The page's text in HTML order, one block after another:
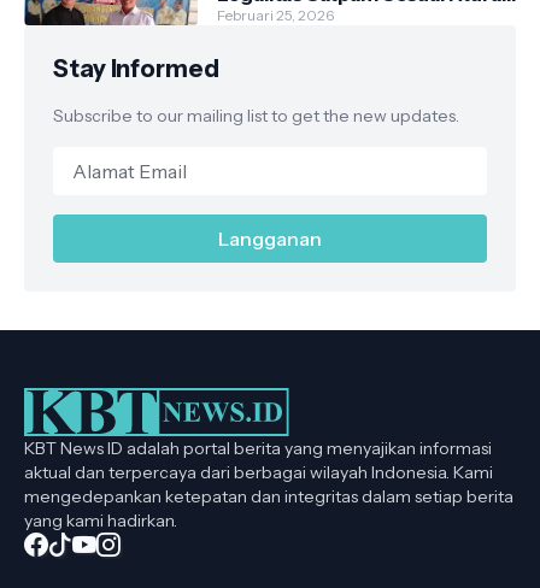
Polri
Februari 25, 2026
Stay Informed
Subscribe to our mailing list to get the new updates.
KBT News ID adalah portal berita yang menyajikan informasi
aktual dan terpercaya dari berbagai wilayah Indonesia. Kami
mengedepankan ketepatan dan integritas dalam setiap berita
yang kami hadirkan.